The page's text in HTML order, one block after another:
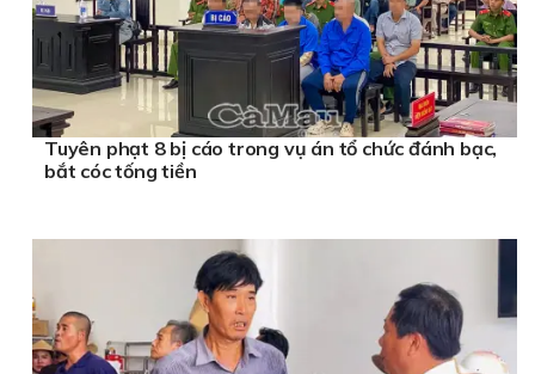
Tuyên phạt 8 bị cáo trong vụ án tổ chức đánh bạc,
bắt cóc tống tiền